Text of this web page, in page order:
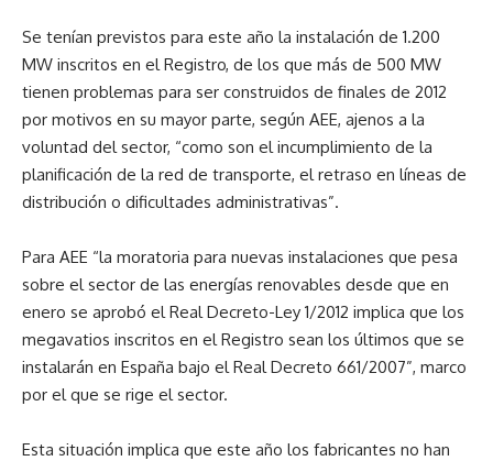
Se tenían previstos para este año la instalación de 1.200
MW inscritos en el Registro, de los que más de 500 MW
tienen problemas para ser construidos de finales de 2012
por motivos en su mayor parte, según AEE, ajenos a la
voluntad del sector, “como son el incumplimiento de la
planificación de la red de transporte, el retraso en líneas de
distribución o dificultades administrativas”.
Para AEE “la moratoria para nuevas instalaciones que pesa
sobre el sector de las energías renovables desde que en
enero se aprobó el Real Decreto-Ley 1/2012 implica que los
megavatios inscritos en el Registro sean los últimos que se
instalarán en España bajo el Real Decreto 661/2007”, marco
por el que se rige el sector.
Esta situación implica que este año los fabricantes no han